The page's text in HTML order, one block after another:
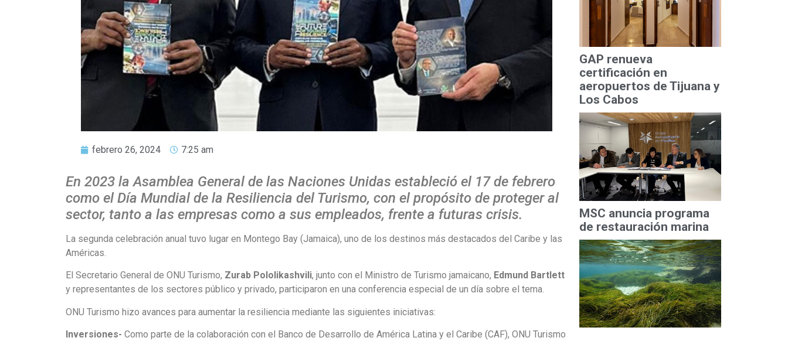
febrero 26, 2024 7:25 am
En 2023 la Asamblea General de las Naciones Unidas estableció el 17 de febrero
como el Día Mundial de la Resiliencia del Turismo, con el propósito de proteger al
sector, tanto a las empresas como a sus empleados, frente a futuras crisis.
La segunda celebración anual tuvo lugar en Montego Bay (Jamaica), uno de los destinos más destacados del Caribe y las
Américas.
El Secretario General de ONU Turismo, Zurab Pololikashvili, junto con el Ministro de Turismo jamaicano, Edmund Bartlett
y representantes de los sectores público y privado, participaron en una conferencia especial de un día sobre el tema.
ONU Turismo hizo avances para aumentar la resiliencia mediante las siguientes iniciativas:
Inversiones- Como parte de la colaboración con el Banco de Desarrollo de América Latina y el Caribe (CAF), ONU Turismo
GAP renueva
certificación en
aeropuertos de Tijuana y
Los Cabos
MSC anuncia programa
de restauración marina